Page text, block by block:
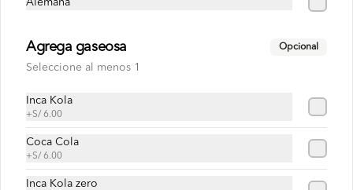
Pan roseta o yema, milanesa de pollo,
lechón,  cremas , ensaladas, papas al hilo
Agrega gaseosa Opcional
Seleccione al menos 1
Inca Kola
+S/ 6.00
Coca Cola
+S/ 6.00
Inca Kola zero